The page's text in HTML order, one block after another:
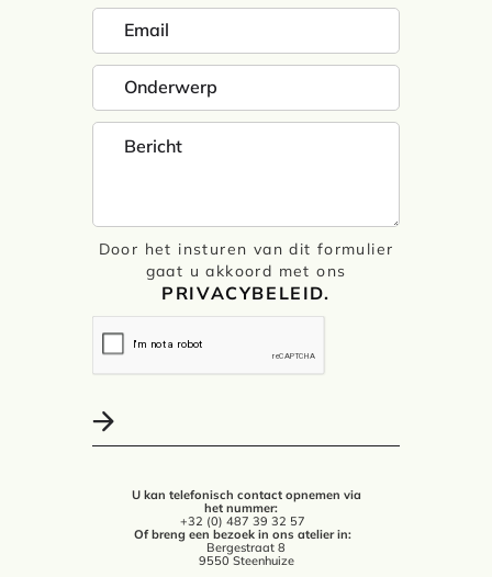
Door het insturen van dit formulier
gaat u akkoord met ons
PRIVACYBELEID.
U kan telefonisch contact opnemen via
het nummer:
+32 (0) 487 39 32 57
Of breng een bezoek in ons atelier in:
Bergestraat 8
9550 Steenhuize